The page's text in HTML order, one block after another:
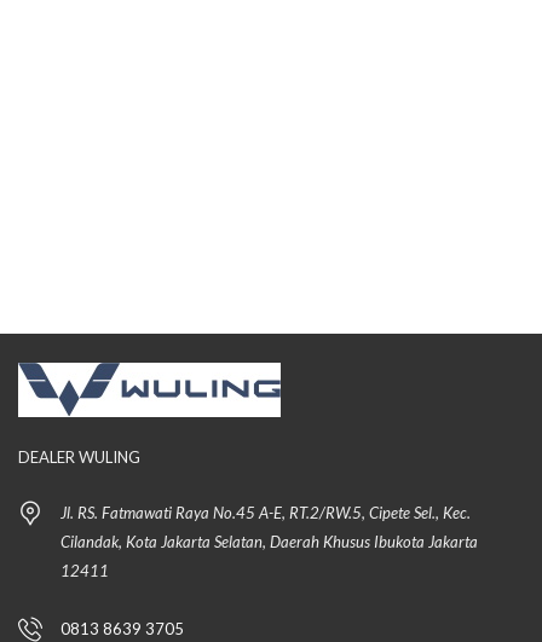
DEALER WULING
Jl. RS. Fatmawati Raya No.45 A-E, RT.2/RW.5, Cipete Sel., Kec.
Cilandak, Kota Jakarta Selatan, Daerah Khusus Ibukota Jakarta
12411
0813 8639 3705